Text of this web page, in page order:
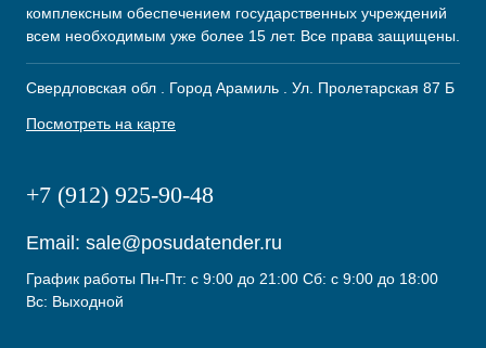
комплексным обеспечением государственных учреждений
всем необходимым уже более 15 лет. Все права защищены.
Свердловская обл . Город Арамиль . Ул. Пролетарская 87 Б
Посмотреть на карте
+7 (912) 925-90-48
Email: sale@posudatender.ru
График работы Пн-Пт: с 9:00 до 21:00 Сб: с 9:00 до 18:00
Вс: Выходной